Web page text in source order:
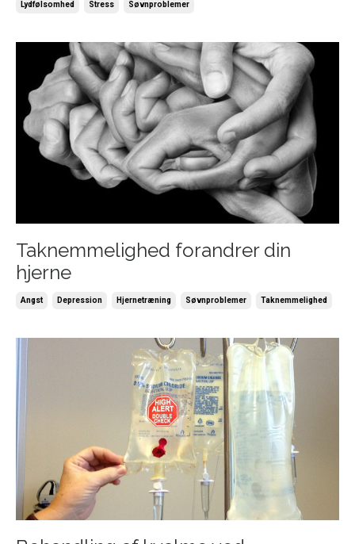
Lydfølsomhed Stress Søvnproblemer
Taknemmelighed forandrer din
hjerne
Angst Depression Hjernetræning Søvnproblemer Taknemmelighed